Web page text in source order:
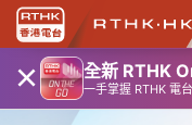
× 全新 RTHK
一手掌握 RTHK 電